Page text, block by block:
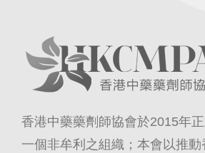
香港中藥藥劑師協會於2015年
一個非牟利之組織；本會以推